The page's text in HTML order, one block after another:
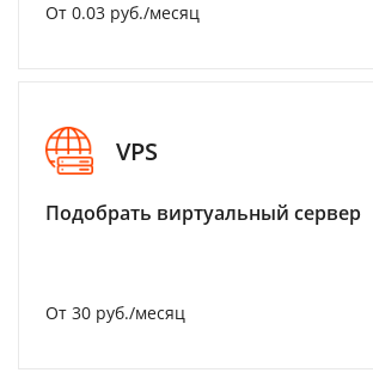
От 0.03 руб./месяц
VPS
Подобрать виртуальный сервер
От 30 руб./месяц